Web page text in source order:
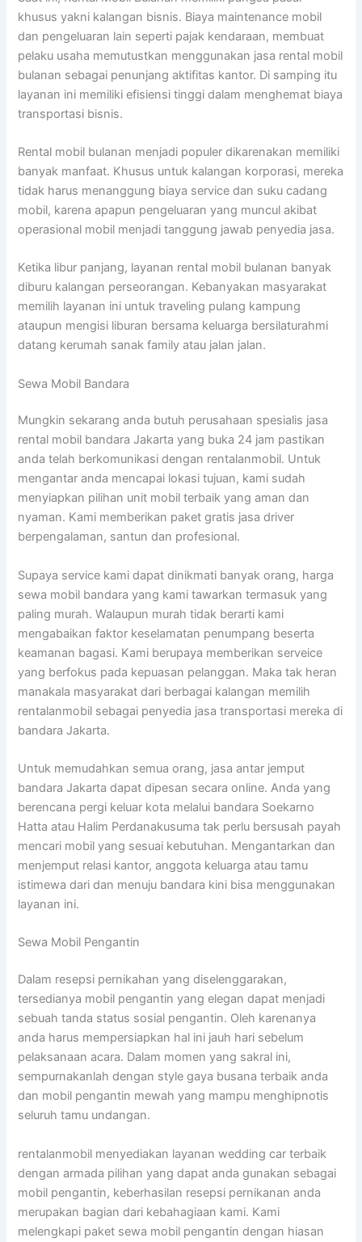
khusus yakni kalangan bisnis. Biaya maintenance mobil
dan pengeluaran lain seperti pajak kendaraan, membuat
pelaku usaha memutustkan menggunakan jasa rental mobil
bulanan sebagai penunjang aktifitas kantor. Di samping itu
layanan ini memiliki efisiensi tinggi dalam menghemat biaya
transportasi bisnis.
Rental mobil bulanan menjadi populer dikarenakan memiliki
banyak manfaat. Khusus untuk kalangan korporasi, mereka
tidak harus menanggung biaya service dan suku cadang
mobil, karena apapun pengeluaran yang muncul akibat
operasional mobil menjadi tanggung jawab penyedia jasa.
Ketika libur panjang, layanan rental mobil bulanan banyak
diburu kalangan perseorangan. Kebanyakan masyarakat
memilih layanan ini untuk traveling pulang kampung
ataupun mengisi liburan bersama keluarga bersilaturahmi
datang kerumah sanak family atau jalan jalan.
Sewa Mobil Bandara
Mungkin sekarang anda butuh perusahaan spesialis jasa
rental mobil bandara Jakarta yang buka 24 jam pastikan
anda telah berkomunikasi dengan rentalanmobil. Untuk
mengantar anda mencapai lokasi tujuan, kami sudah
menyiapkan pilihan unit mobil terbaik yang aman dan
nyaman. Kami memberikan paket gratis jasa driver
berpengalaman, santun dan profesional.
Supaya service kami dapat dinikmati banyak orang, harga
sewa mobil bandara yang kami tawarkan termasuk yang
paling murah. Walaupun murah tidak berarti kami
mengabaikan faktor keselamatan penumpang beserta
keamanan bagasi. Kami berupaya memberikan serveice
yang berfokus pada kepuasan pelanggan. Maka tak heran
manakala masyarakat dari berbagai kalangan memilih
rentalanmobil sebagai penyedia jasa transportasi mereka di
bandara Jakarta.
Untuk memudahkan semua orang, jasa antar jemput
bandara Jakarta dapat dipesan secara online. Anda yang
berencana pergi keluar kota melalui bandara Soekarno
Hatta atau Halim Perdanakusuma tak perlu bersusah payah
mencari mobil yang sesuai kebutuhan. Mengantarkan dan
menjemput relasi kantor, anggota keluarga atau tamu
istimewa dari dan menuju bandara kini bisa menggunakan
layanan ini.
Sewa Mobil Pengantin
Dalam resepsi pernikahan yang diselenggarakan,
tersedianya mobil pengantin yang elegan dapat menjadi
sebuah tanda status sosial pengantin. Oleh karenanya
anda harus mempersiapkan hal ini jauh hari sebelum
pelaksanaan acara. Dalam momen yang sakral ini,
sempurnakanlah dengan style gaya busana terbaik anda
dan mobil pengantin mewah yang mampu menghipnotis
seluruh tamu undangan.
rentalanmobil menyediakan layanan wedding car terbaik
dengan armada pilihan yang dapat anda gunakan sebagai
mobil pengantin, keberhasilan resepsi pernikanan anda
merupakan bagian dari kebahagiaan kami. Kami
melengkapi paket sewa mobil pengantin dengan hiasan